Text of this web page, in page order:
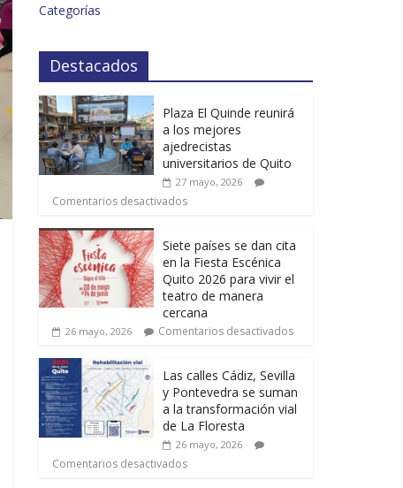
Categorías
Destacados
Plaza El Quinde reunirá
a los mejores
ajedrecistas
universitarios de Quito
27 mayo, 2026
Comentarios desactivados
Siete países se dan cita
en la Fiesta Escénica
Quito 2026 para vivir el
teatro de manera
cercana
26 mayo, 2026 Comentarios desactivados
Las calles Cádiz, Sevilla
y Pontevedra se suman
a la transformación vial
de La Floresta
26 mayo, 2026
Comentarios desactivados